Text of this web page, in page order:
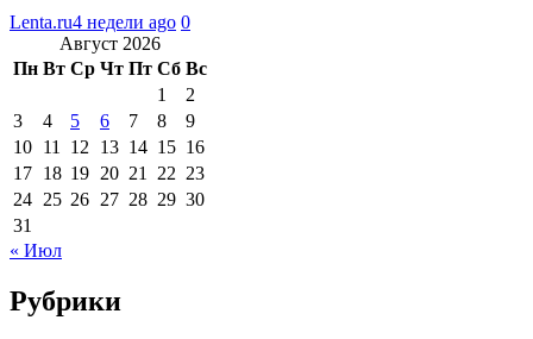
Lenta.ru4 недели ago 0
Август 2026
Пн Вт Ср Чт Пт Сб Вс
1
2
3
4 5 6 7 8
9
10 11 12 13 14 15 16
17 18 19 20 21 22 23
24 25 26 27 28 29 30
31
« Июл
Рубрики